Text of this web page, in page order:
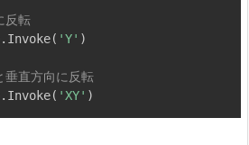
反転
. Invoke( 'Y' )
直方向に反転
. Invoke( 'XY' )